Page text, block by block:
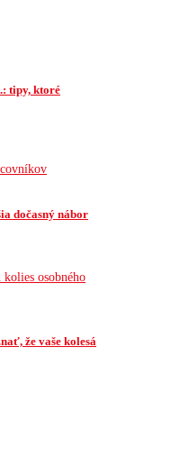
tipy, ktoré
dočasný nábor
že vaše kolesá